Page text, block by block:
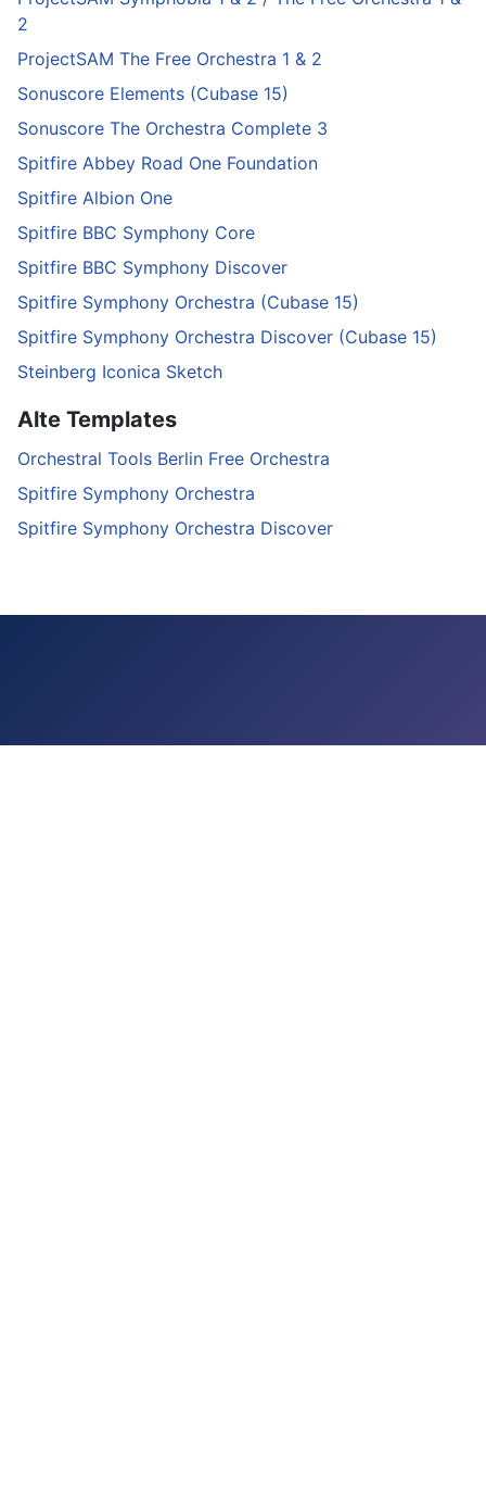
2
ProjectSAM The Free Orchestra 1 & 2
Sonuscore Elements (Cubase 15)
Sonuscore The Orchestra Complete 3
Spitfire Abbey Road One Foundation
Spitfire Albion One
Spitfire BBC Symphony Core
Spitfire BBC Symphony Discover
Spitfire Symphony Orchestra (Cubase 15)
Spitfire Symphony Orchestra Discover (Cubase 15)
Steinberg Iconica Sketch
Alte Templates
Orchestral Tools Berlin Free Orchestra
Spitfire Symphony Orchestra
Spitfire Symphony Orchestra Discover